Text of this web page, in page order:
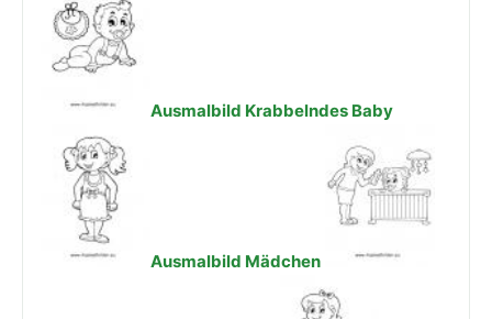
Ausmalbild Krabbelndes Baby
Ausmalbild Mädchen